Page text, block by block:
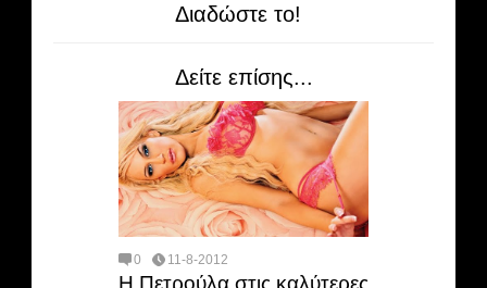
Διαδώστε το!
Δείτε επίσης...
0 11-8-2012
Η Πετρούλα στις καλύτερες